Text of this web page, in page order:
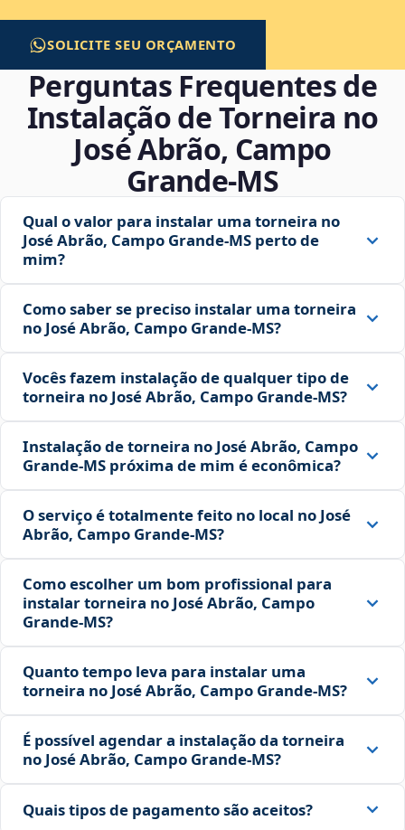
SOLICITE SEU ORÇAMENTO
Perguntas Frequentes de
Instalação de Torneira no
José Abrão, Campo
Grande‑MS
Qual o valor para instalar uma torneira no
José Abrão, Campo Grande‑MS perto de
mim?
Como saber se preciso instalar uma torneira
no José Abrão, Campo Grande‑MS?
Vocês fazem instalação de qualquer tipo de
torneira no José Abrão, Campo Grande‑MS?
Instalação de torneira no José Abrão, Campo
Grande‑MS próxima de mim é econômica?
O serviço é totalmente feito no local no José
Abrão, Campo Grande‑MS?
Como escolher um bom profissional para
instalar torneira no José Abrão, Campo
Grande‑MS?
Quanto tempo leva para instalar uma
torneira no José Abrão, Campo Grande‑MS?
É possível agendar a instalação da torneira
no José Abrão, Campo Grande‑MS?
Quais tipos de pagamento são aceitos?